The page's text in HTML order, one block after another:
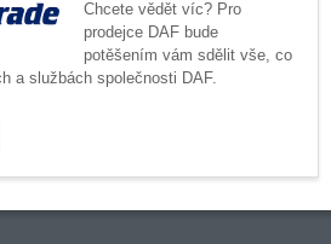
Chcete vědět víc? Pro
prodejce DAF bude
potěšením vám sdělit vše, co
a službách společnosti DAF.